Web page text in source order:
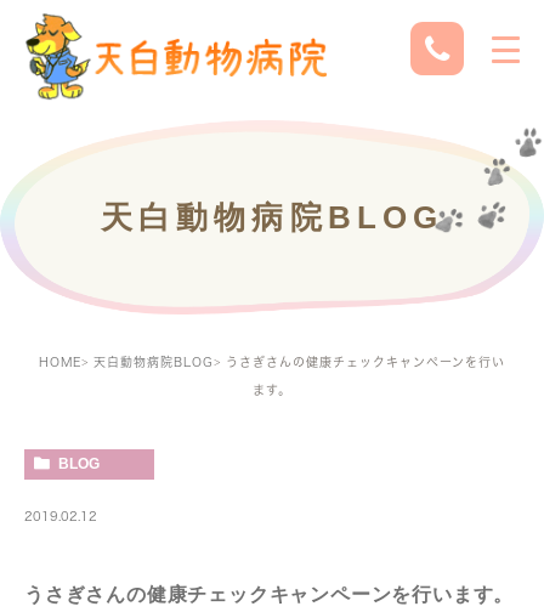
天白動物病院BLOG
HOME 天白動物病院BLOG うさぎさんの健康チェックキャンペーンを行い
ます。
BLOG
2019.02.12
うさぎさんの健康チェックキャンペーンを行います。